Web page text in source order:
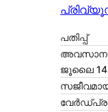
പ്രിവ്യൂ
പതിപ്പ്
ജൂലൈ 14,